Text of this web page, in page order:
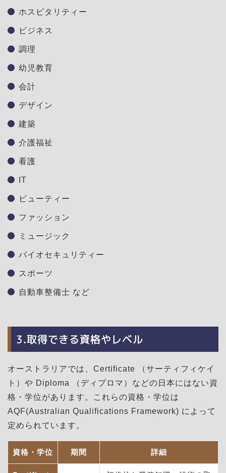
ホスピタリティー
ビジネス
調理
幼児教育
会計
デザイン
建築
介護福祉
看護
IT
ビューティー
ファッション
ミュージック
バイオセキュリティー
スポーツ
自動車整備士 など
3.取得できる資格やレベル
オーストラリアでは、Certificate （サーティフィケイ
ト）や Diploma （ディプロマ）などの日本にはない資
格・学位があります。これらの資格・学位は
AQF(Australian Qualifications Framework) によって
定められています。
資格・学位 期間 詳細